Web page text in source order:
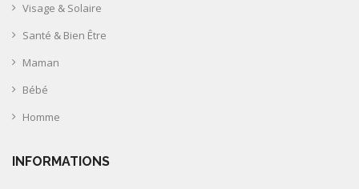
Visage & Solaire
Santé & Bien Être
Maman
Bébé
Homme
INFORMATIONS